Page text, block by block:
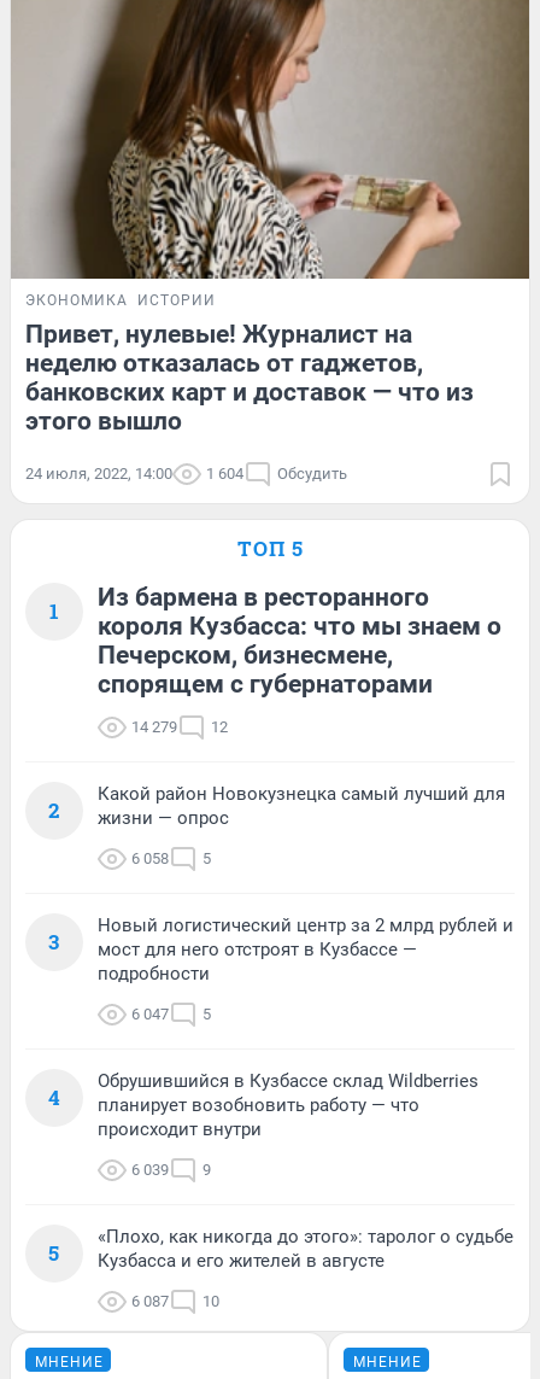
ЭКОНОМИКА ИСТОРИИ
Привет, нулевые! Журналист на
неделю отказалась от гаджетов,
банковских карт и доставок — что из
этого вышло
24 июля, 2022, 14:00 1 604 Обсудить
ТОП 5
1
Из бармена в ресторанного
короля Кузбасса: что мы знаем о
Печерском, бизнесмене,
спорящем с губернаторами
14 279 12
2
Какой район Новокузнецка самый лучший для
жизни — опрос
6 058 5
3
Новый логистический центр за 2 млрд рублей и
мост для него отстроят в Кузбассе —
подробности
6 047 5
4
Обрушившийся в Кузбассе склад Wildberries
планирует возобновить работу — что
происходит внутри
6 039 9
5
«Плохо, как никогда до этого»: таролог о судьбе
Кузбасса и его жителей в августе
6 087 10
МНЕНИЕ МНЕНИЕ